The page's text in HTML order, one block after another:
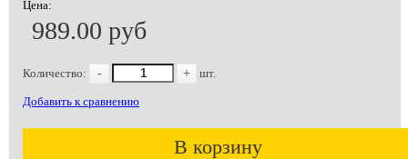
Цена:
989.00 руб
Количество: - + шт.
Добавить к сравнению
В корзину